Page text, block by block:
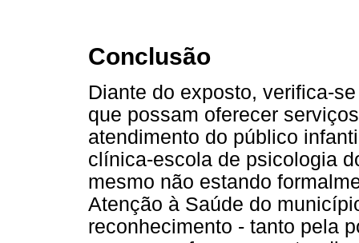
Conclusão
Diante do exposto, verifica-
que possam oferecer
atendimento do público
clínica-escola de psicologia
mesmo não estando
Atenção à Saúde do
reconhecimento - tanto pela